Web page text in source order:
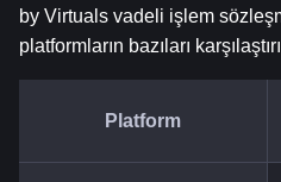
by Virtuals vadeli işlem
platformların bazıları
Platform